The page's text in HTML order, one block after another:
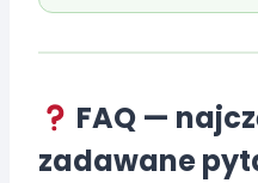
FAQ —
zadawane